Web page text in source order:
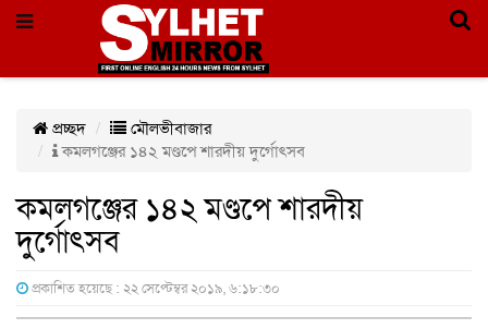
প্রচ্ছদ
মৌলভীবাজার
কমলগঞ্জের ১৪২ মণ্ডপে শারদীয় দুর্গোৎসব
কমলগঞ্জের ১৪২ মণ্ডপে শারদীয়
দুর্গোৎসব
প্রকাশিত হয়েছে : ২২ সেপ্টেম্বর ২০১৯, ৬:১৮:৩০